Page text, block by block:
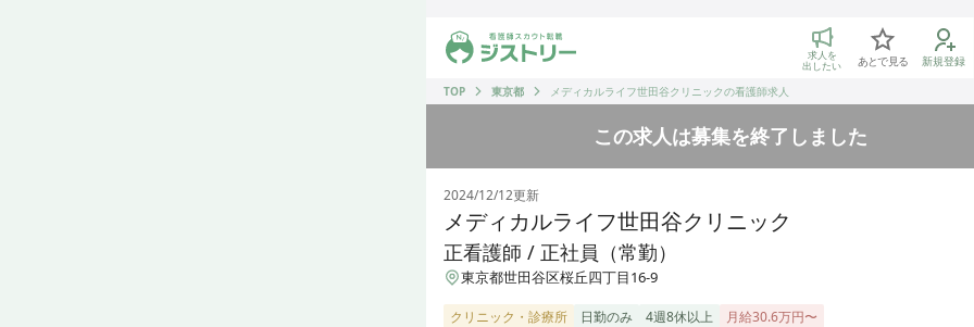
ジストリー 看護師の転職マッチング
求人を
出したい あとで見る 新規登録
TOP
東京都 メディカルライフ世田谷クリニックの看護師求人
この求人は募集を終了しました
2024/12/12更新
メディカルライフ世田谷クリニック
正看護師 / 正社員（常勤）
東京都世田谷区桜丘四丁目16-9
クリニック・診療所 日勤のみ 4週8休以上 月給30.6万円〜